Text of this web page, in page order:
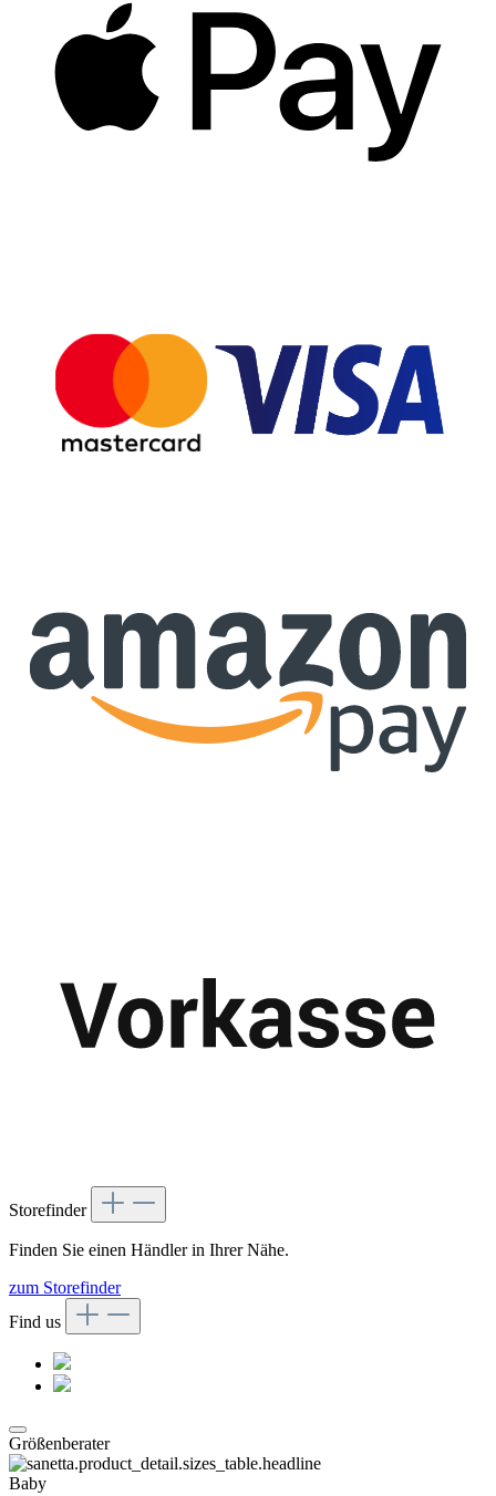
Storefinder
Finden Sie einen Händler in Ihrer Nähe.
zum Storefinder
Find us
Größenberater
Baby